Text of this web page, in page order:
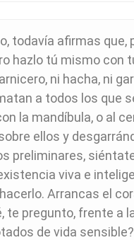
todavía afirmas
hazlo tú mismo con
ni hacha, ni
a todos los que
la mandíbula, o al
ellos y
preliminares,
viva e
Arrancas el
te pregunto, frente a
de vida sensible?